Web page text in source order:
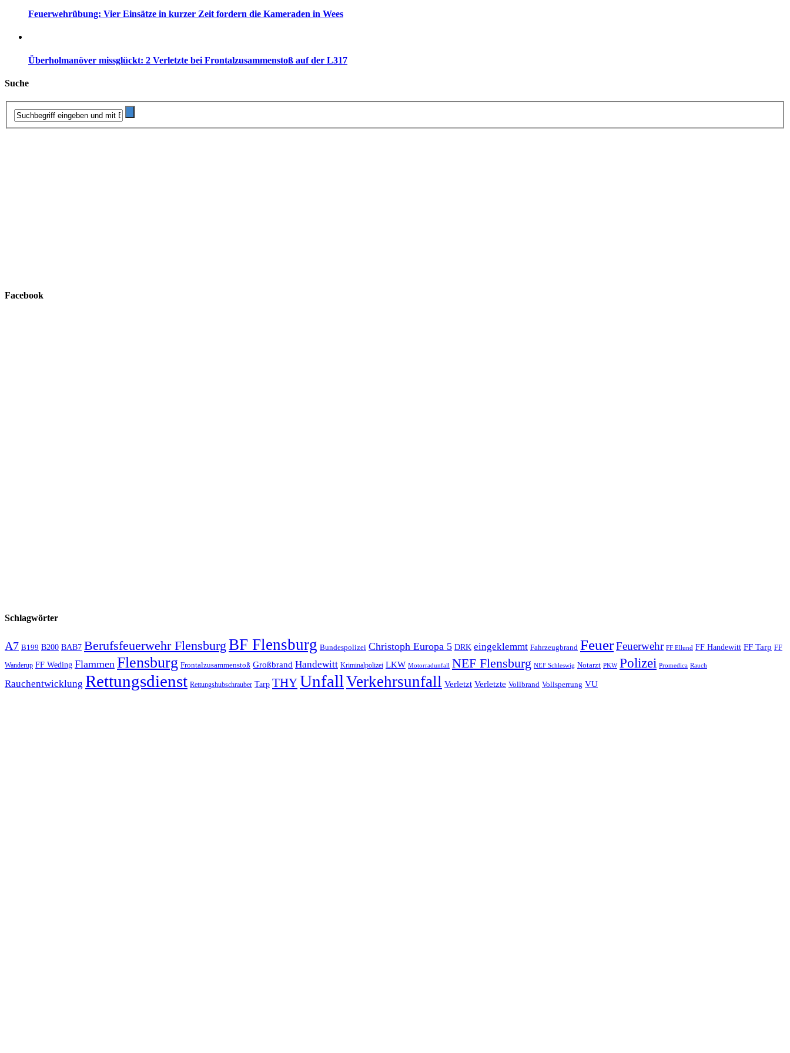
Feuerwehrübung: Vier Einsätze in kurzer Zeit fordern die Kameraden in Wees
Überholmanöver missglückt: 2 Verletzte bei Frontalzusammenstoß auf der L317
Suche
Facebook
Schlagwörter
A7 B199 B200 BAB7 Berufsfeuerwehr Flensburg BF Flensburg Bundespolizei Christoph Europa 5 DRK eingeklemmt Fahrzeugbrand FeuerFeuerwehr FF Ellund FF Handewitt FF Tarp FF
Wanderup FF Weding Flammen Flensburg Frontalzusammenstoß Großbrand Handewitt Kriminalpolizei LKW Motorradunfall NEF Flensburg NEF Schleswig Notarzt PKW Polizei Promedica Rauch
Rauchentwicklung Rettungsdienst Rettungshubschrauber Tarp THYUnfall Verkehrsunfall Verletzt Verletzte Vollbrand Vollsperrung VU